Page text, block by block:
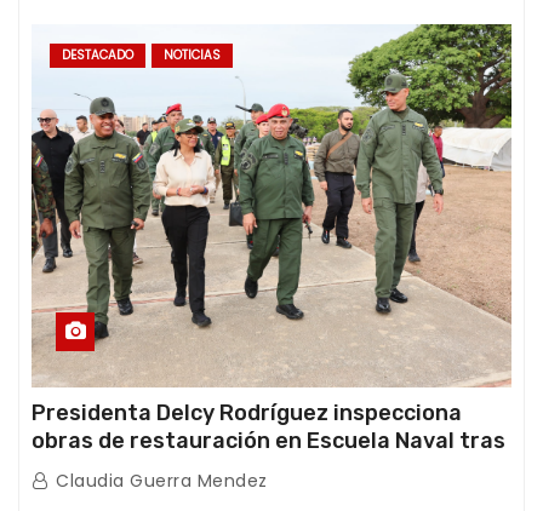
DESTACADO NOTICIAS
Presidenta Delcy Rodríguez inspecciona
obras de restauración en Escuela Naval tras
afectaciones sísmicas en La Guaira
Claudia Guerra Mendez